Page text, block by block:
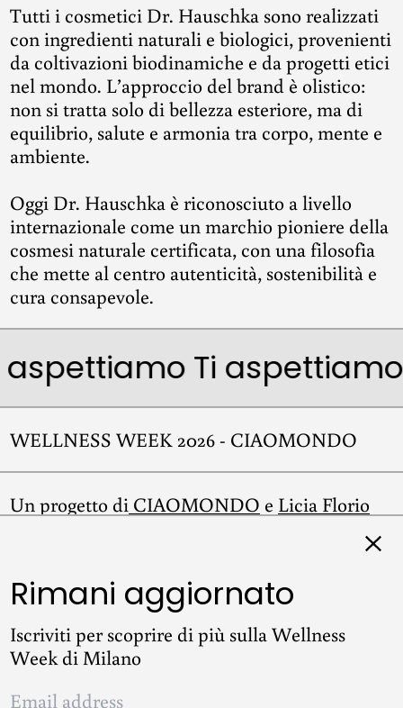
Tutti i cosmetici Dr. Hauschka sono realizzati
con ingredienti naturali e biologici, provenienti
da coltivazioni biodinamiche e da progetti etici
nel mondo. L’approccio del brand è olistico:
non si tratta solo di bellezza esteriore, ma di
equilibrio, salute e armonia tra corpo, mente e
ambiente.
Oggi Dr. Hauschka è riconosciuto a livello
internazionale come un marchio pioniere della
cosmesi naturale certificata, con una filosofia
che mette al centro autenticità, sostenibilità e
cura consapevole.
aspettiamo Ti aspettiamo
WELLNESS WEEK 2026 - CIAOMONDO
Un progetto di CIAOMONDO e Licia Florio
Instagram
© 2026, WELLNESS WEEK 2026 - CIAOMONDO
Rimani aggiornato
Iscriviti per scoprire di più sulla Wellness
Week di Milano
Email